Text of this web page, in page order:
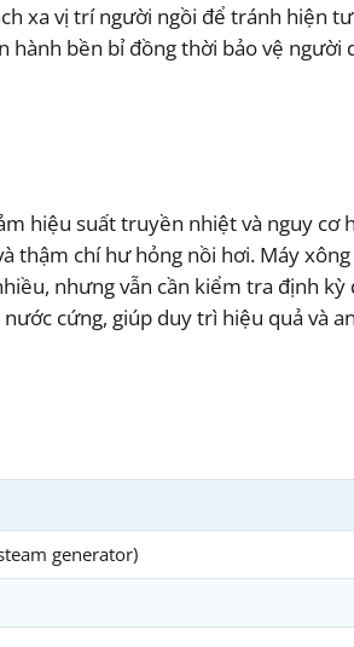
xa vị trí người ngồi để tránh hiện
hành bền bỉ đồng thời bảo vệ người
hiệu suất truyền nhiệt và nguy cơ
thậm chí hư hỏng nồi hơi. Máy
nhưng vẫn cần kiểm tra định
cứng, giúp duy trì hiệu quả và
generator)